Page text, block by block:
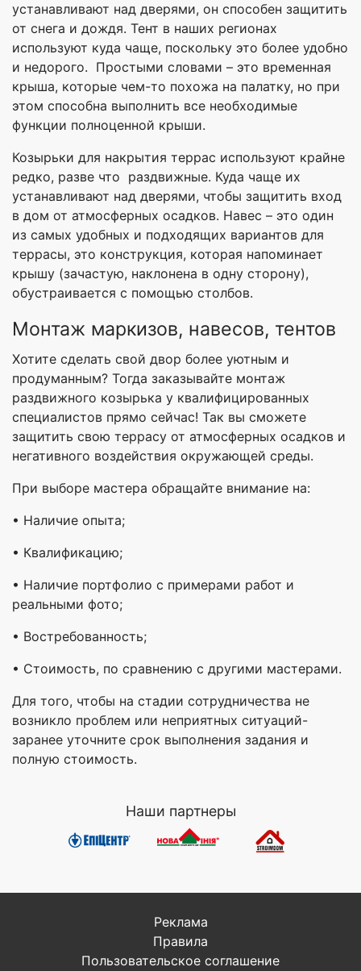
устанавливают над дверями, он способен защитить
от снега и дождя. Тент в наших регионах
используют куда чаще, поскольку это более удобно
и недорого. Простыми словами – это временная
крыша, которые чем-то похожа на палатку, но при
этом способна выполнить все необходимые
функции полноценной крыши.
Козырьки для накрытия террас используют крайне
редко, разве что раздвижные. Куда чаще их
устанавливают над дверями, чтобы защитить вход
в дом от атмосферных осадков. Навес – это один
из самых удобных и подходящих вариантов для
террасы, это конструкция, которая напоминает
крышу (зачастую, наклонена в одну сторону),
обустраивается с помощью столбов.
Монтаж маркизов, навесов, тентов
Хотите сделать свой двор более уютным и
продуманным? Тогда заказывайте монтаж
раздвижного козырька у квалифицированных
специалистов прямо сейчас! Так вы сможете
защитить свою террасу от атмосферных осадков и
негативного воздействия окружающей среды.
При выборе мастера обращайте внимание на:
• Наличие опыта;
• Квалификацию;
• Наличие портфолио с примерами работ и
реальными фото;
• Востребованность;
• Стоимость, по сравнению с другими мастерами.
Для того, чтобы на стадии сотрудничества не
возникло проблем или неприятных ситуаций-
заранее уточните срок выполнения задания и
полную стоимость.
Наши партнеры
Реклама
Правила
Пользовательское соглашение